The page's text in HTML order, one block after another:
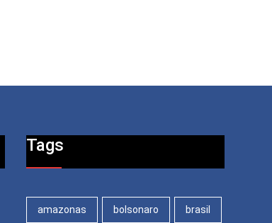
Tags
amazonas bolsonaro brasil